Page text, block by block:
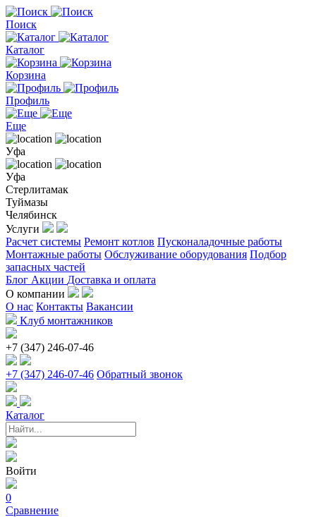
Поиск
Каталог
Корзина
Профиль
Еще
Уфа
Уфа
Стерлитамак
Туймазы
Челябинск
Услуги
Расчет системы Ремонт котлов Пусконаладочные работы
Монтажные работы Обслуживание оборудования Подбор
запасных частей
Блог Акции Доставка и оплата
О компании
О нас Контакты Вакансии
Клуб монтажников
+7 (347) 246-07-46
+7 (347) 246-07-46 Обратный звонок
Каталог
Войти
0
Сравнение